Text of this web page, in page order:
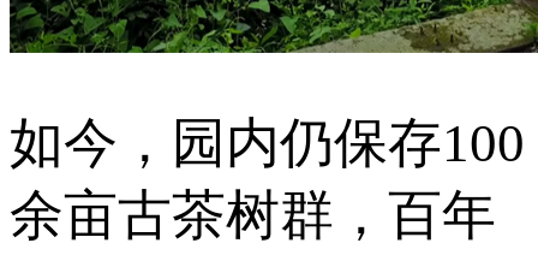
如今，园内仍保存100
余亩古茶树群，百年